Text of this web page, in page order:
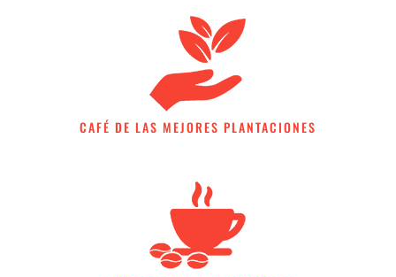
CAFÉ DE LAS MEJORES PLANTACIONES